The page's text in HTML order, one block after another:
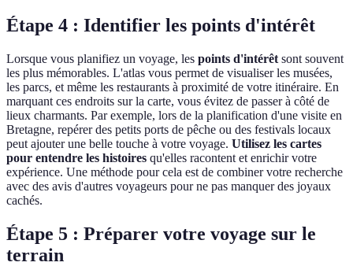
Étape 4 : Identifier les points d'intérêt
Lorsque vous planifiez un voyage, les points d'intérêt sont souvent
les plus mémorables. L'atlas vous permet de visualiser les musées,
les parcs, et même les restaurants à proximité de votre itinéraire. En
marquant ces endroits sur la carte, vous évitez de passer à côté de
lieux charmants. Par exemple, lors de la planification d'une visite en
Bretagne, repérer des petits ports de pêche ou des festivals locaux
peut ajouter une belle touche à votre voyage. Utilisez les cartes
pour entendre les histoires qu'elles racontent et enrichir votre
expérience. Une méthode pour cela est de combiner votre recherche
avec des avis d'autres voyageurs pour ne pas manquer des joyaux
cachés.
Étape 5 : Préparer votre voyage sur le
terrain